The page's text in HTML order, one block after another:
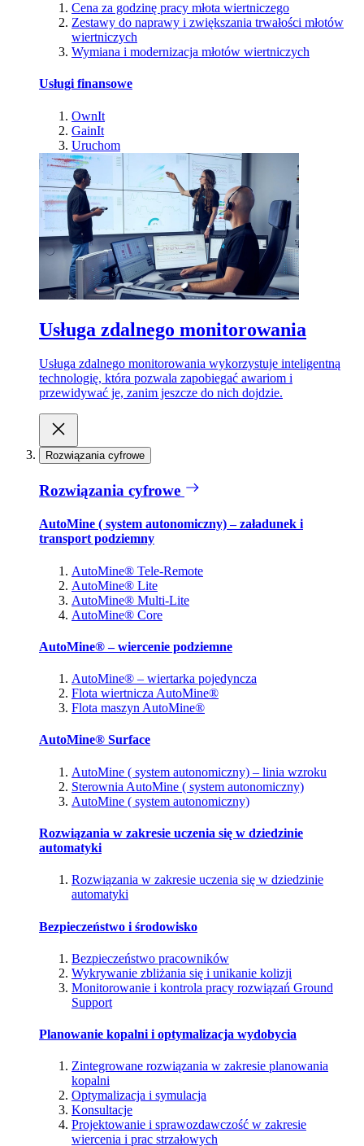
Cena za godzinę pracy młota wiertniczego
Zestawy do naprawy i zwiększania trwałości młotów
wiertniczych
Wymiana i modernizacja młotów wiertniczych
Usługi finansowe
OwnIt
GainIt
Uruchom
Usługa zdalnego monitorowania
Usługa zdalnego monitorowania wykorzystuje inteligentną
technologię, która pozwala zapobiegać awariom i
przewidywać je, zanim jeszcze do nich dojdzie.
Rozwiązania cyfrowe
Rozwiązania cyfrowe
AutoMine ( system autonomiczny) – załadunek i
transport podziemny
AutoMine® Tele-Remote
AutoMine® Lite
AutoMine® Multi-Lite
AutoMine® Core
AutoMine® – wiercenie podziemne
AutoMine® – wiertarka pojedyncza
Flota wiertnicza AutoMine®
Flota maszyn AutoMine®
AutoMine® Surface
AutoMine ( system autonomiczny) – linia wzroku
Sterownia AutoMine ( system autonomiczny)
AutoMine ( system autonomiczny)
Rozwiązania w zakresie uczenia się w dziedzinie
automatyki
Rozwiązania w zakresie uczenia się w dziedzinie
automatyki
Bezpieczeństwo i środowisko
Bezpieczeństwo pracowników
Wykrywanie zbliżania się i unikanie kolizji
Monitorowanie i kontrola pracy rozwiązań Ground
Support
Planowanie kopalni i optymalizacja wydobycia
Zintegrowane rozwiązania w zakresie planowania
kopalni
Optymalizacja i symulacja
Konsultacje
Projektowanie i sprawozdawczość w zakresie
wiercenia i prac strzałowych